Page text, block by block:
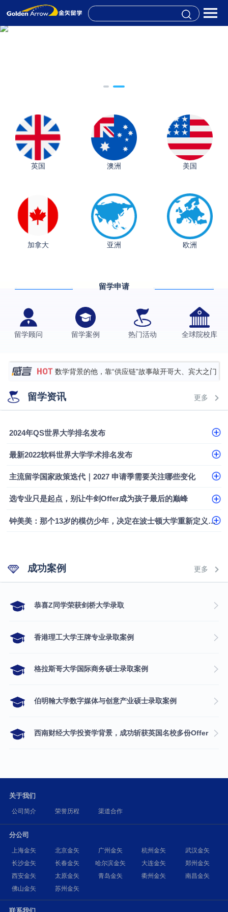
英国 澳洲 美国
加拿大 亚洲 欧洲
留学申请
留学顾问 留学案例 热门活动 全球院校库
从上海财大2+2到谢菲尔德：低均分逆袭QS百强金
伯明翰大学数字媒体与创意产业硕士录取案例
西南财经大学投资学背景，成功斩获英国名校多份
硕士录取
数学背景的他，靠“供应链”故事敲开哥大、宾大之门
专科逆袭伦敦大学学院UCL录取案例解析
香港浸会大学伦理与公共事务硕士录取
留学资讯 更多
2024年QS世界大学排名发布
最新2022软科世界大学学术排名发布
主流留学国家政策迭代｜2027 申请季需要关注哪些变化
选专业只是起点，别让牛剑Offer成为孩子最后的巅峰
钟美美：那个13岁的模仿少年，决定在波士顿大学重新定义自己
成功案例 更多
​恭喜Z同学荣获剑桥大学录取
香港理工大学王牌专业录取案例
格拉斯哥大学国际商务硕士录取案例
伯明翰大学数字媒体与创意产业硕士录取案例
西南财经大学投资学背景，成功斩获英国名校多份Offer
关于我们
公司简介 荣誉历程 渠道合作
分公司
上海金矢 北京金矢 广州金矢 杭州金矢
武汉金矢
长沙金矢
长春金矢 哈尔滨金矢 大连金矢
郑州金矢
西安金矢
太原金矢 青岛金矢 衢州金矢
南昌金矢
佛山金矢
苏州金矢